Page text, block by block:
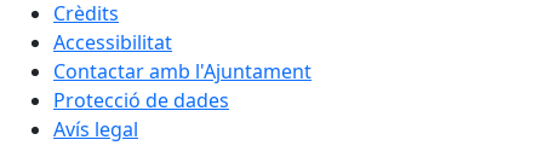
Crèdits
Accessibilitat
Contactar amb l'Ajuntament
Protecció de dades
Avís legal